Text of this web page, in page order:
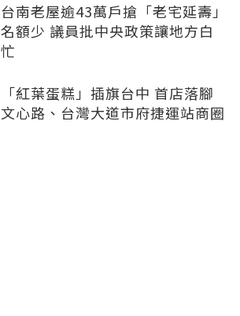
台南老屋逾43萬戶搶「老宅延壽」
名額少 議員批中央政策讓地方白
忙
「紅葉蛋糕」插旗台中 首店落腳
文心路、台灣大道市府捷運站商圈